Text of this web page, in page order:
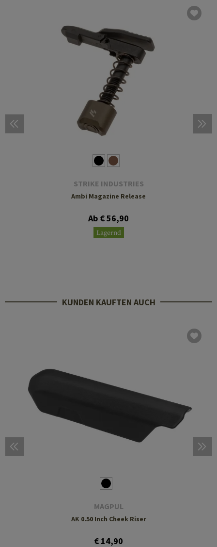
STRIKE INDUSTRIES
Ambi Magazine Release
Ab € 56,90
Lagernd
KUNDEN KAUFTEN AUCH
MAGPUL
AK 0.50 Inch Cheek Riser
€ 14,90